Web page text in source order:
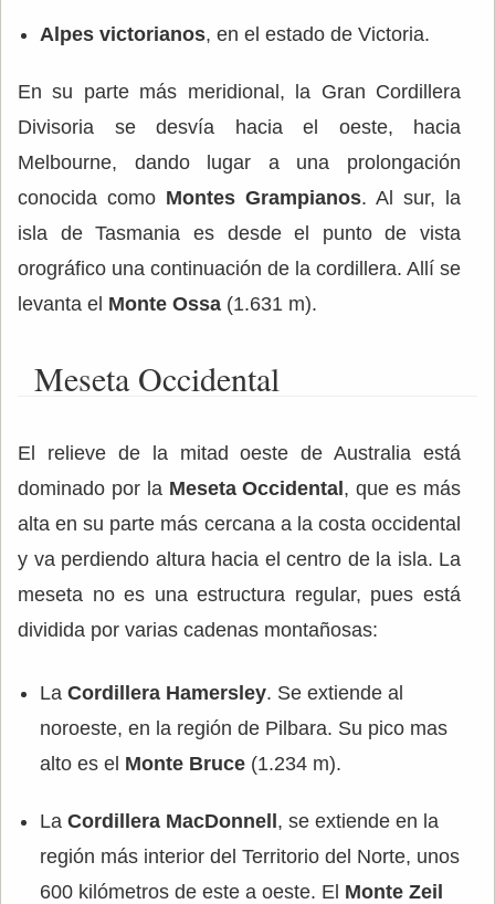
Alpes victorianos, en el estado de Victoria.
En su parte más meridional, la Gran Cordillera
Divisoria se desvía hacia el oeste, hacia
Melbourne, dando lugar a una prolongación
conocida como Montes Grampianos. Al sur, la
isla de Tasmania es desde el punto de vista
orográfico una continuación de la cordillera. Allí se
levanta el Monte Ossa (1.631 m).
Meseta Occidental
El relieve de la mitad oeste de Australia está
dominado por la Meseta Occidental, que es más
alta en su parte más cercana a la costa occidental
y va perdiendo altura hacia el centro de la isla. La
meseta no es una estructura regular, pues está
dividida por varias cadenas montañosas:
La Cordillera Hamersley. Se extiende al
noroeste, en la región de Pilbara. Su pico mas
alto es el Monte Bruce (1.234 m).
La Cordillera MacDonnell, se extiende en la
región más interior del Territorio del Norte, unos
600 kilómetros de este a oeste. El Monte Zeil